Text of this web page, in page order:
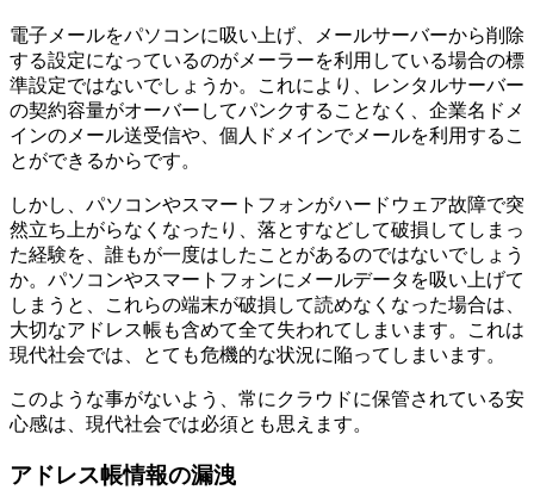
電子メールをパソコンに吸い上げ、メールサーバーから削除
する設定になっているのがメーラーを利用している場合の標
準設定ではないでしょうか。これにより、レンタルサーバー
の契約容量がオーバーしてパンクすることなく、企業名ドメ
インのメール送受信や、個人ドメインでメールを利用するこ
とができるからです。
しかし、パソコンやスマートフォンがハードウェア故障で突
然立ち上がらなくなったり、落とすなどして破損してしまっ
た経験を、誰もが一度はしたことがあるのではないでしょう
か。パソコンやスマートフォンにメールデータを吸い上げて
しまうと、これらの端末が破損して読めなくなった場合は、
大切なアドレス帳も含めて全て失われてしまいます。これは
現代社会では、とても危機的な状況に陥ってしまいます。
このような事がないよう、常にクラウドに保管されている安
心感は、現代社会では必須とも思えます。
アドレス帳情報の漏洩